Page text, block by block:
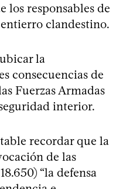
los responsables de
entierro clandestino.
la
consecuencias de
Fuerzas Armadas
interior.
recordar que la
de las
“la defensa